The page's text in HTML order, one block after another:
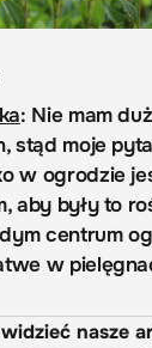
: Nie mam
stąd moje
w ogrodzie
aby były to
centrum
w
nasze